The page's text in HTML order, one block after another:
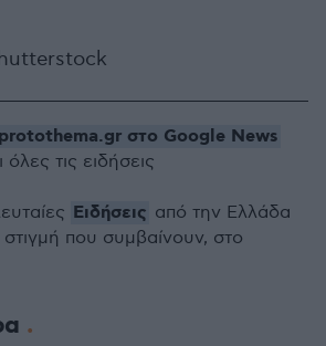
protothema.gr στο Google News
τις ειδήσεις
Ειδήσεις από την Ελλάδα
που συμβαίνουν, στο